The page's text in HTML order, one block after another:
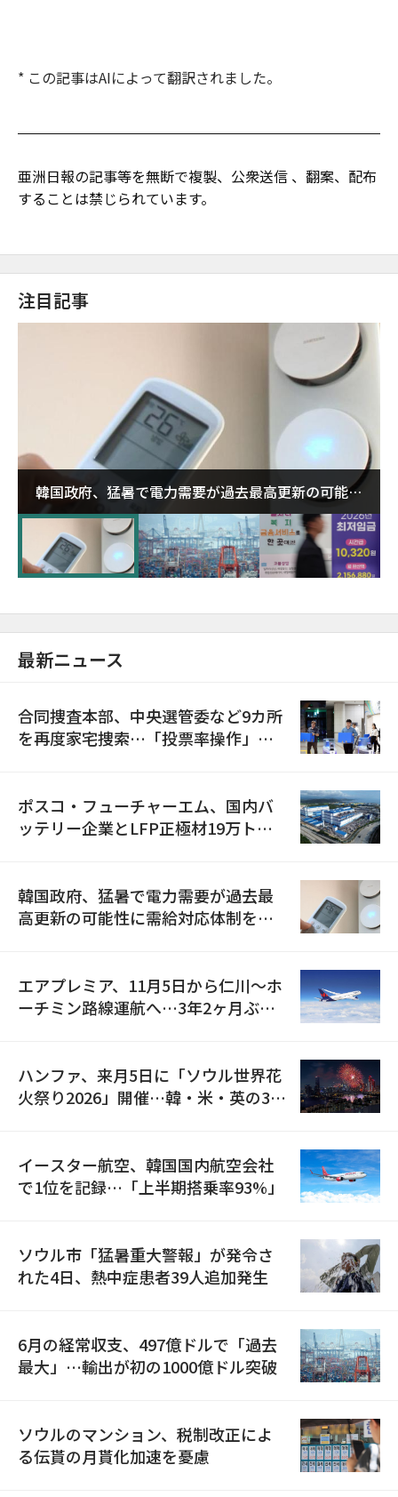
* この記事はAIによって翻訳されました。
亜洲日報の記事等を無断で複製、公衆送信 、翻案、配布
することは禁じられています。
注目記事
韓国政府、猛暑で電力需要が過去最高更新の可能性
に需給対応体制を点検
最新ニュース
合同捜査本部、中央選管委など9カ所
を再度家宅捜索…「投票率操作」の
ポスコ・フューチャーエム、国内バ
ッテリー企業とLFP正極材19万トン
韓国政府、猛暑で電力需要が過去最
高更新の可能性に需給対応体制を点
エアプレミア、11月5日から仁川〜ホ
ーチミン路線運航へ…3年2ヶ月ぶり
ハンファ、来月5日に「ソウル世界花
火祭り2026」開催…韓・米・英の3カ
イースター航空、韓国国内航空会社
で1位を記録…「上半期搭乗率93%」
ソウル市「猛暑重大警報」が発令さ
れた4日、熱中症患者39人追加発生
6月の経常収支、497億ドルで「過去
最大」…輸出が初の1000億ドル突破
ソウルのマンション、税制改正によ
る伝貰の月貰化加速を憂慮